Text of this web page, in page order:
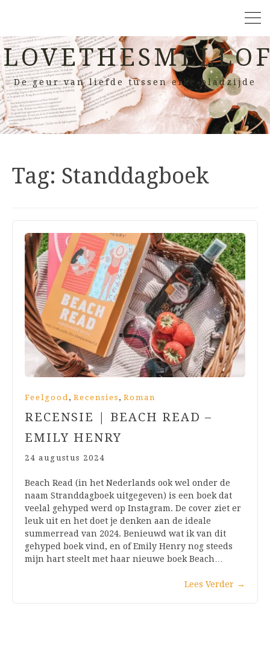
De geur van liefde tussen elke bladzijde
Tag: Standdagboek
Feelgood , Recensies , Roman
RECENSIE | BEACH READ –
EMILY HENRY
24 augustus 2024
Beach Read (in het Nederlands ook wel onder de
naam Stranddagboek uitgegeven) is een boek dat
veelal gehyped werd op Instagram. De cover ziet er
leuk uit en het doet je denken aan de ideale
summerread van 2024. Benieuwd wat ik van dit
gehyped boek vind, en of Emily Henry nog steeds
mijn hart steelt met haar nieuwe boek Beach…
Lees Verder →